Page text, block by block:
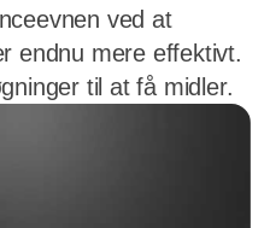
ved at
endnu mere effektivt.
til at få midler.